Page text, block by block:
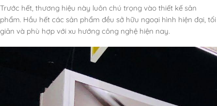
Trước hết, thương hiệu này luôn chú trọng vào thiết kế sản
phẩm. Hầu hết các sản phẩm đều sở hữu ngoại hình hiện đại, tối
giản và phù hợp với xu hướng công nghệ hiện nay.